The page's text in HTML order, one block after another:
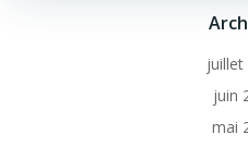
juillet
juin
mai